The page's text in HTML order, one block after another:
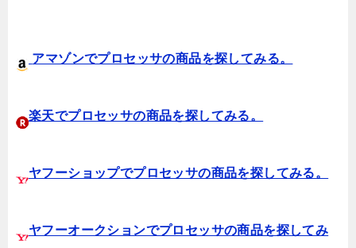
アマゾンでプロセッサの商品を探してみる。
楽天でプロセッサの商品を探してみる。
ヤフーショップでプロセッサの商品を探してみる。
ヤフーオークションでプロセッサの商品を探してみ